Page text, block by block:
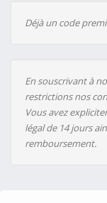
Déjà un code
En souscrivant à
restrictions nos
Vous avez
légal de 14 jours
remboursement.